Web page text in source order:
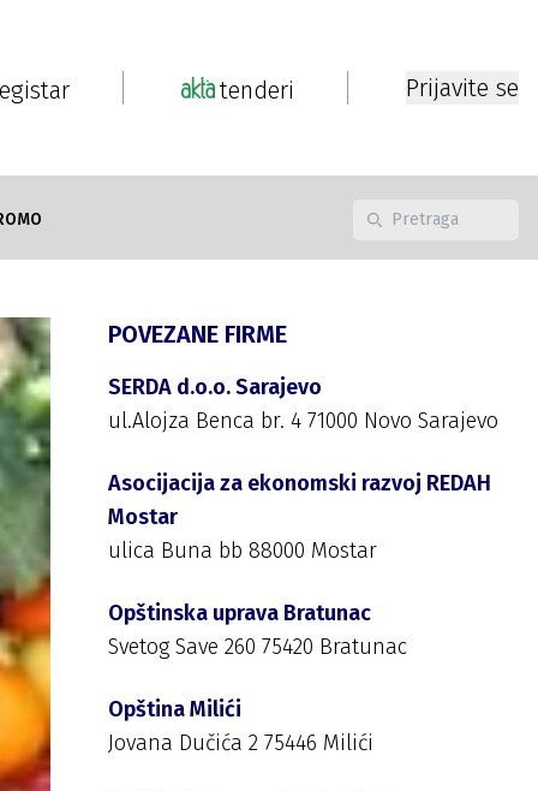
tenderi Prijavite se
POVEZANE FIRME
SERDA d.o.o. Sarajevo
ul.Alojza Benca br. 4 71000 Novo Sarajevo
Asocijacija za ekonomski razvoj REDAH
Mostar
ulica Buna bb 88000 Mostar
Opštinska uprava Bratunac
Svetog Save 260 75420 Bratunac
Opština Milići
Jovana Dučića 2 75446 Milići